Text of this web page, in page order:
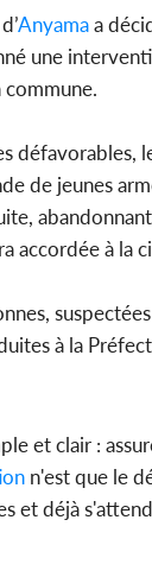
d’Anyamaa
une
de jeunes
accordée à la
à la
et clair :
n'est que le
et déjà